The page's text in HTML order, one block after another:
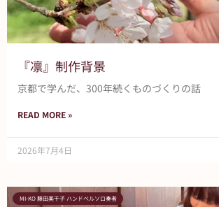
『凛』制作背景
京都で学んだ、300年続くものづくりの話
READ MORE »
2026年7月4日
MI-KO 藤田美千子 ハンドベルソロ奏者